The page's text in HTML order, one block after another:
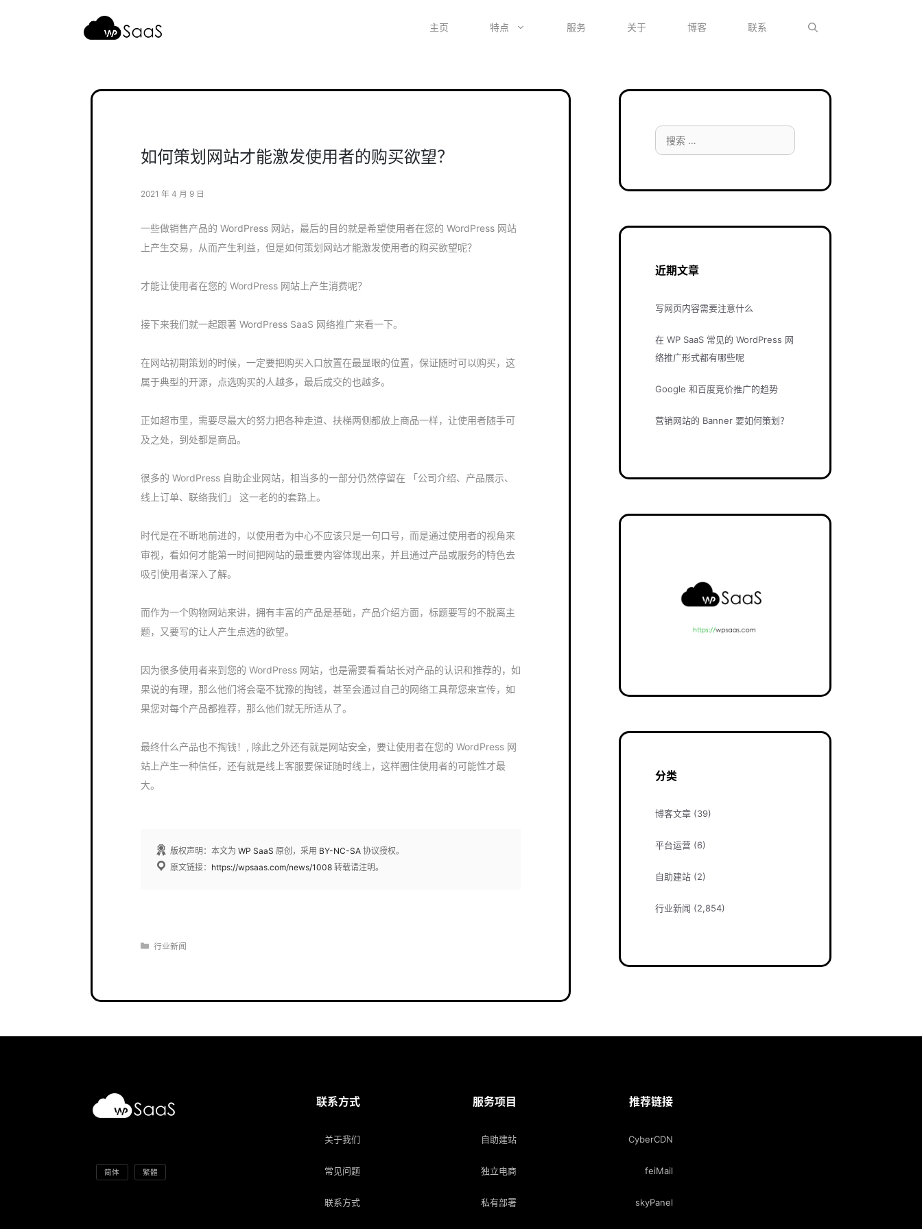
主页 特点 服务 关于 博客 联系
如何策划网站才能激发使用者的购买欲望？
2021 年 4 月 9 日
一些做销售产品的 WordPress 网站，最后的目的就是希望使用者在您的 WordPress 网站
上产生交易，从而产生利益，但是如何策划网站才能激发使用者的购买欲望呢？
才能让使用者在您的 WordPress 网站上产生消费呢？
接下来我们就一起跟著 WordPress SaaS 网络推广来看一下。
在网站初期策划的时候，一定要把购买入口放置在最显眼的位置，保证随时可以购买，这
属于典型的开源，点选购买的人越多，最后成交的也越多。
正如超市里，需要尽最大的努力把各种走道、扶梯两侧都放上商品一样，让使用者随手可
及之处，到处都是商品。
很多的 WordPress 自助企业网站，相当多的一部分仍然停留在 「公司介绍、产品展示、
线上订单、联络我们」 这一老的的套路上。
时代是在不断地前进的，以使用者为中心不应该只是一句口号，而是通过使用者的视角来
审视，看如何才能第一时间把网站的最重要内容体现出来，并且通过产品或服务的特色去
吸引使用者深入了解。
而作为一个购物网站来讲，拥有丰富的产品是基础，产品介绍方面，标题要写的不脱离主
题，又要写的让人产生点选的欲望。
因为很多使用者来到您的 WordPress 网站，也是需要看看站长对产品的认识和推荐的，如
果说的有理，那么他们将会毫不犹豫的掏钱，甚至会通过自己的网络工具帮您来宣传，如
果您对每个产品都推荐，那么他们就无所适从了。
最终什么产品也不掏钱！, 除此之外还有就是网站安全，要让使用者在您的 WordPress 网
站上产生一种信任，还有就是线上客服要保证随时线上，这样圈住使用者的可能性才最
大。
版权声明：本文为 WP SaaS 原创，采用 BY-NC-SA 协议授权。
原文链接： https://wpsaas.com/news/1008 转载请注明。
分
行业新闻
搜
索：
近期文章
写网页内容需要注意什么
在 WP SaaS 常见的 WordPress 网
络推广形式都有哪些呢
Google 和百度竞价推广的趋势
营销网站的 Banner 要如何策划？
分类
博客文章 (39)
平台运营 (6)
自助建站 (2)
行业新闻 (2,854)
简体 繁體
联系方式
关于我们
常见问题
联系方式
服务项目
自助建站
独立电商
私有部署
推荐链接
CyberCDN
feiMail
skyPanel